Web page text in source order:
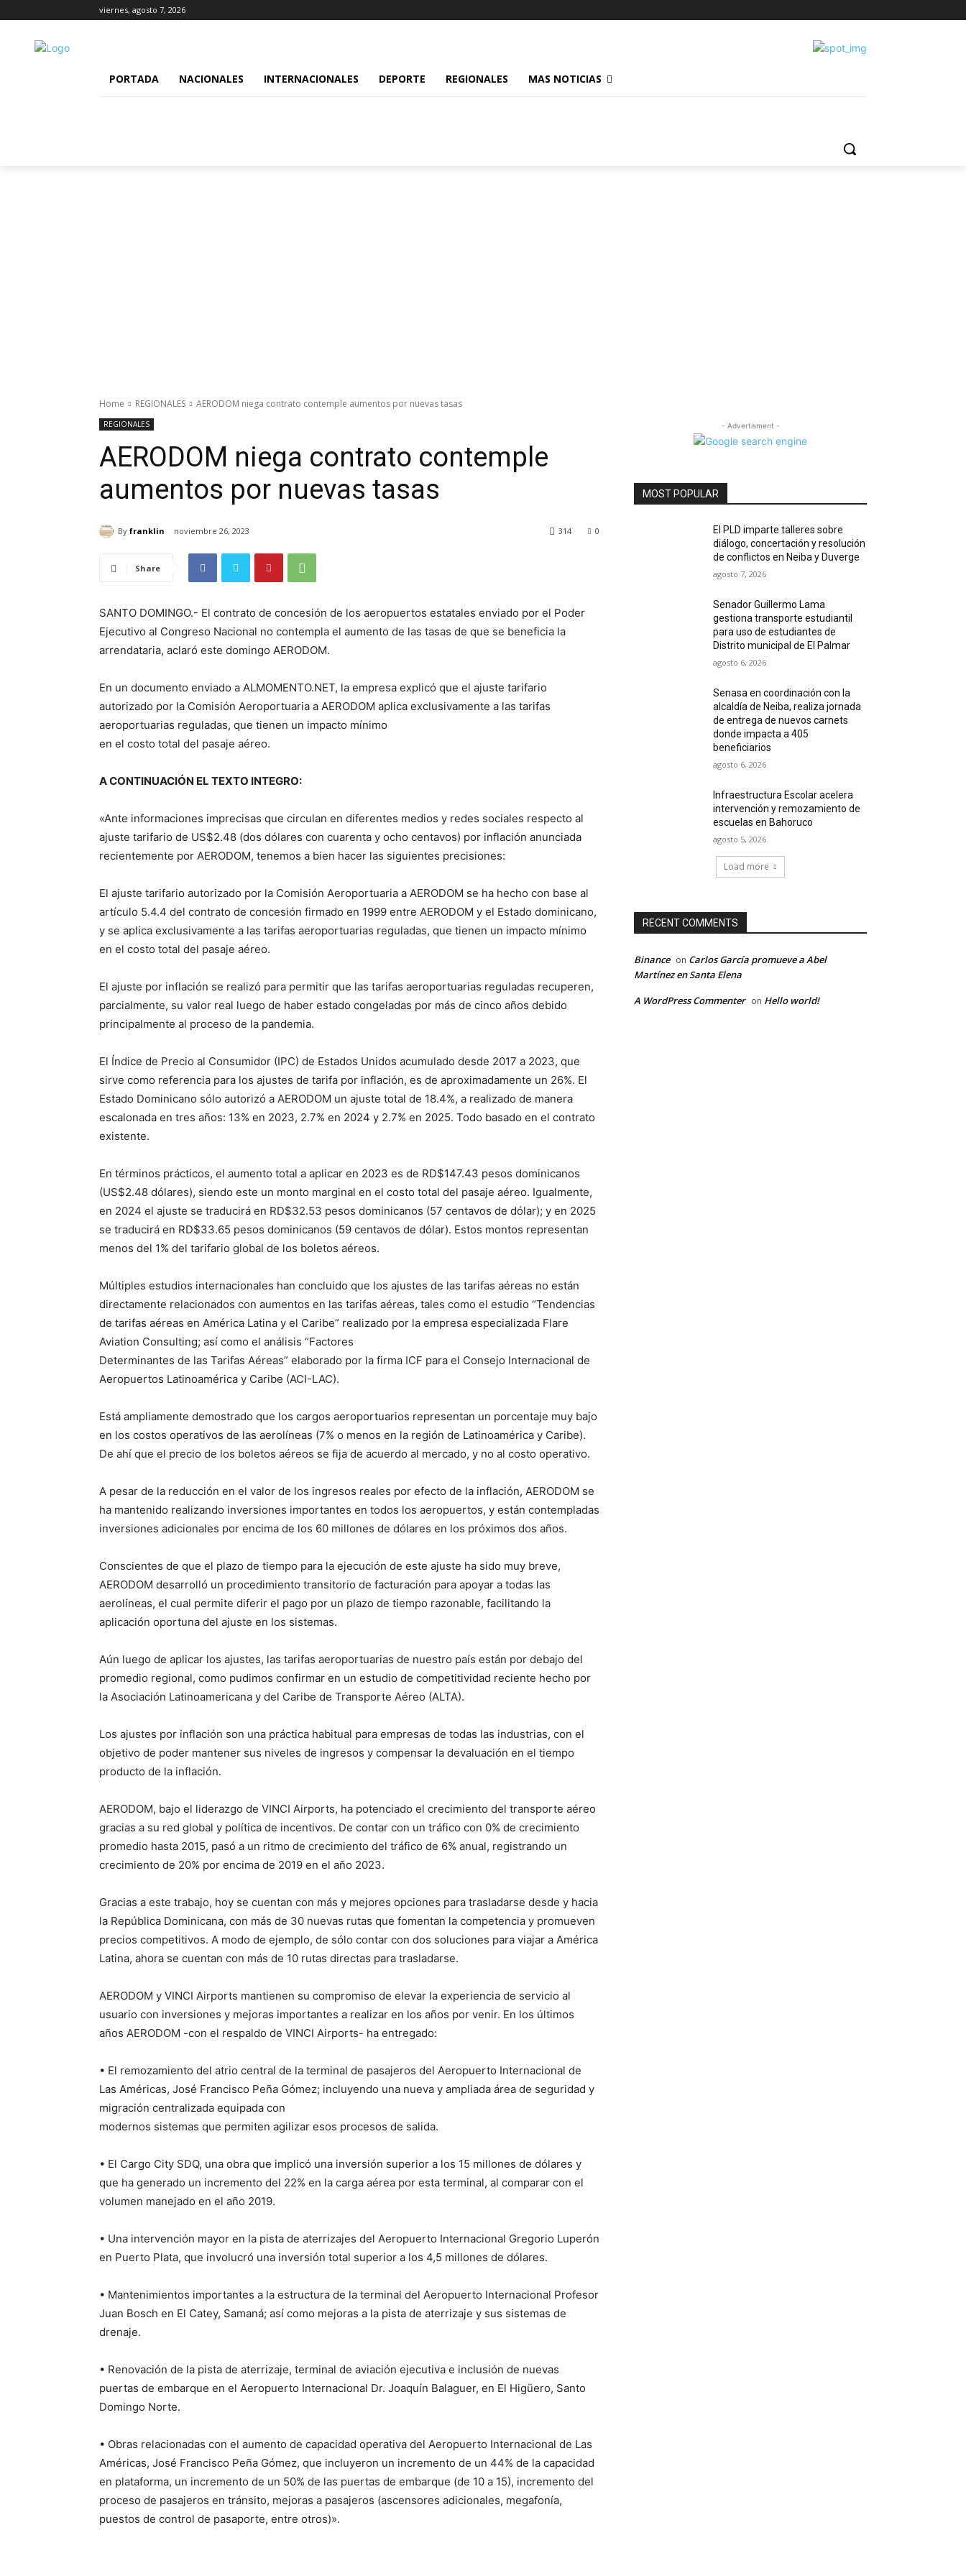
viernes, agosto 7, 2026
PORTADA NACIONALES INTERNACIONALES DEPORTE REGIONALES MAS NOTICIAS
Home REGIONALES AERODOM niega contrato contemple aumentos por nuevas tasas
REGIONALES
AERODOM niega contrato contemple
aumentos por nuevas tasas
By franklin noviembre 26, 2023 0
314
Share
SANTO DOMINGO.- El contrato de concesión de los aeropuertos estatales enviado por el Poder
Ejecutivo al Congreso Nacional no contempla el aumento de las tasas de que se beneficia la
arrendataria, aclaró este domingo AERODOM.
En un documento enviado a ALMOMENTO.NET, la empresa explicó que el ajuste tarifario
autorizado por la Comisión Aeroportuaria a AERODOM aplica exclusivamente a las tarifas
aeroportuarias reguladas, que tienen un impacto mínimo
en el costo total del pasaje aéreo.
A CONTINUACIÓN EL TEXTO INTEGRO:
«Ante informaciones imprecisas que circulan en diferentes medios y redes sociales respecto al
ajuste tarifario de US$2.48 (dos dólares con cuarenta y ocho centavos) por inflación anunciada
recientemente por AERODOM, tenemos a bien hacer las siguientes precisiones:
El ajuste tarifario autorizado por la Comisión Aeroportuaria a AERODOM se ha hecho con base al
artículo 5.4.4 del contrato de concesión firmado en 1999 entre AERODOM y el Estado dominicano,
y se aplica exclusivamente a las tarifas aeroportuarias reguladas, que tienen un impacto mínimo
en el costo total del pasaje aéreo.
El ajuste por inflación se realizó para permitir que las tarifas aeroportuarias reguladas recuperen,
parcialmente, su valor real luego de haber estado congeladas por más de cinco años debido
principalmente al proceso de la pandemia.
El Índice de Precio al Consumidor (IPC) de Estados Unidos acumulado desde 2017 a 2023, que
sirve como referencia para los ajustes de tarifa por inflación, es de aproximadamente un 26%. El
Estado Dominicano sólo autorizó a AERODOM un ajuste total de 18.4%, a realizado de manera
escalonada en tres años: 13% en 2023, 2.7% en 2024 y 2.7% en 2025. Todo basado en el contrato
existente.
En términos prácticos, el aumento total a aplicar en 2023 es de RD$147.43 pesos dominicanos
(US$2.48 dólares), siendo este un monto marginal en el costo total del pasaje aéreo. Igualmente,
en 2024 el ajuste se traducirá en RD$32.53 pesos dominicanos (57 centavos de dólar); y en 2025
se traducirá en RD$33.65 pesos dominicanos (59 centavos de dólar). Estos montos representan
menos del 1% del tarifario global de los boletos aéreos.
Múltiples estudios internacionales han concluido que los ajustes de las tarifas aéreas no están
directamente relacionados con aumentos en las tarifas aéreas, tales como el estudio “Tendencias
de tarifas aéreas en América Latina y el Caribe” realizado por la empresa especializada Flare
Aviation Consulting; así como el análisis “Factores
Determinantes de las Tarifas Aéreas” elaborado por la firma ICF para el Consejo Internacional de
Aeropuertos Latinoamérica y Caribe (ACI-LAC).
Está ampliamente demostrado que los cargos aeroportuarios representan un porcentaje muy bajo
en los costos operativos de las aerolíneas (7% o menos en la región de Latinoamérica y Caribe).
De ahí que el precio de los boletos aéreos se fija de acuerdo al mercado, y no al costo operativo.
A pesar de la reducción en el valor de los ingresos reales por efecto de la inflación, AERODOM se
ha mantenido realizando inversiones importantes en todos los aeropuertos, y están contempladas
inversiones adicionales por encima de los 60 millones de dólares en los próximos dos años.
Conscientes de que el plazo de tiempo para la ejecución de este ajuste ha sido muy breve,
AERODOM desarrolló un procedimiento transitorio de facturación para apoyar a todas las
aerolíneas, el cual permite diferir el pago por un plazo de tiempo razonable, facilitando la
aplicación oportuna del ajuste en los sistemas.
Aún luego de aplicar los ajustes, las tarifas aeroportuarias de nuestro país están por debajo del
promedio regional, como pudimos confirmar en un estudio de competitividad reciente hecho por
la Asociación Latinoamericana y del Caribe de Transporte Aéreo (ALTA).
Los ajustes por inflación son una práctica habitual para empresas de todas las industrias, con el
objetivo de poder mantener sus niveles de ingresos y compensar la devaluación en el tiempo
producto de la inflación.
AERODOM, bajo el liderazgo de VINCI Airports, ha potenciado el crecimiento del transporte aéreo
gracias a su red global y política de incentivos. De contar con un tráfico con 0% de crecimiento
promedio hasta 2015, pasó a un ritmo de crecimiento del tráfico de 6% anual, registrando un
crecimiento de 20% por encima de 2019 en el año 2023.
Gracias a este trabajo, hoy se cuentan con más y mejores opciones para trasladarse desde y hacia
la República Dominicana, con más de 30 nuevas rutas que fomentan la competencia y promueven
precios competitivos. A modo de ejemplo, de sólo contar con dos soluciones para viajar a América
Latina, ahora se cuentan con más de 10 rutas directas para trasladarse.
AERODOM y VINCI Airports mantienen su compromiso de elevar la experiencia de servicio al
usuario con inversiones y mejoras importantes a realizar en los años por venir. En los últimos
años AERODOM -con el respaldo de VINCI Airports- ha entregado:
• El remozamiento del atrio central de la terminal de pasajeros del Aeropuerto Internacional de
Las Américas, José Francisco Peña Gómez; incluyendo una nueva y ampliada área de seguridad y
migración centralizada equipada con
modernos sistemas que permiten agilizar esos procesos de salida.
• El Cargo City SDQ, una obra que implicó una inversión superior a los 15 millones de dólares y
que ha generado un incremento del 22% en la carga aérea por esta terminal, al comparar con el
volumen manejado en el año 2019.
• Una intervención mayor en la pista de aterrizajes del Aeropuerto Internacional Gregorio Luperón
en Puerto Plata, que involucró una inversión total superior a los 4,5 millones de dólares.
• Mantenimientos importantes a la estructura de la terminal del Aeropuerto Internacional Profesor
Juan Bosch en El Catey, Samaná; así como mejoras a la pista de aterrizaje y sus sistemas de
drenaje.
• Renovación de la pista de aterrizaje, terminal de aviación ejecutiva e inclusión de nuevas
puertas de embarque en el Aeropuerto Internacional Dr. Joaquín Balaguer, en El Higüero, Santo
Domingo Norte.
• Obras relacionadas con el aumento de capacidad operativa del Aeropuerto Internacional de Las
Américas, José Francisco Peña Gómez, que incluyeron un incremento de un 44% de la capacidad
en plataforma, un incremento de un 50% de las puertas de embarque (de 10 a 15), incremento del
proceso de pasajeros en tránsito, mejoras a pasajeros (ascensores adicionales, megafonía,
puestos de control de pasaporte, entre otros)».
- Advertisment -
MOST POPULAR
El PLD imparte talleres sobre
diálogo, concertación y resolución
de conflictos en Neiba y Duverge
agosto 7, 2026
Senador Guillermo Lama
gestiona transporte estudiantil
para uso de estudiantes de
Distrito municipal de El Palmar
agosto 6, 2026
Senasa en coordinación con la
alcaldía de Neiba, realiza jornada
de entrega de nuevos carnets
donde impacta a 405
beneficiarios
agosto 6, 2026
Infraestructura Escolar acelera
intervención y remozamiento de
escuelas en Bahoruco
agosto 5, 2026
Load more
RECENT COMMENTS
Binance on Carlos García promueve a Abel
Martínez en Santa Elena
A WordPress Commenter on Hello world!